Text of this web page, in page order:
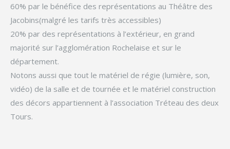
60% par le bénéfice des représentations au Théâtre des
Jacobins(malgré les tarifs très accessibles)
20% par des représentations à l’extérieur, en grand
majorité sur l’agglomération Rochelaise et sur le
département.
Notons aussi que tout le matériel de régie (lumière, son,
vidéo) de la salle et de tournée et le matériel construction
des décors appartiennent à l’association Tréteau des deux
Tours.